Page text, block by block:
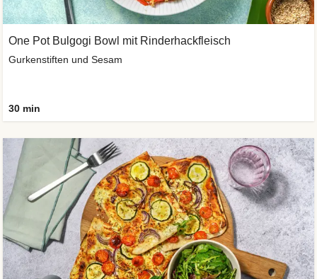
One Pot Bulgogi Bowl mit Rinderhackfleisch
Gurkenstiften und Sesam
30 min